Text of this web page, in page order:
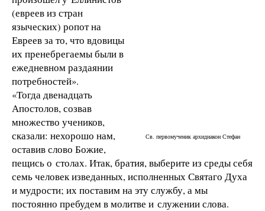
Св. первомученик архидиакон Стефан
(евреев из стран
языческих) ропот на
Евреев за то, что вдовицы
их пренебрегаемы были в
ежедневном раздаянии
потребностей».
«Тогда двенадцать
Апостолов, созвав
множество учеников,
сказали: нехорошо нам,
оставив слово Божие,
пещись о столах. Итак, братия, выберите из среды себя
семь человек изведанных, исполненных Святаго Духа
и мудрости; их поставим на эту службу, а мы
постоянно пребудем в молитве и служении слова.